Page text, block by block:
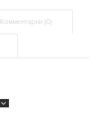
Комментарии (0)